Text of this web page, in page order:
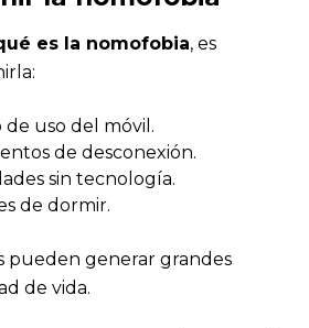
es la nomofobia, es
uso del móvil.
de desconexión.
sin tecnología.
de dormir.
pueden generar grandes
de vida.